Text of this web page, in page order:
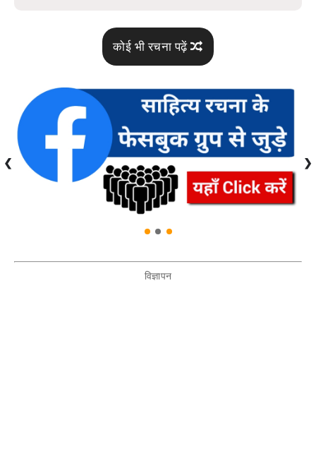
कोई भी रचना पढ़ें
❮ ❯
विज्ञापन